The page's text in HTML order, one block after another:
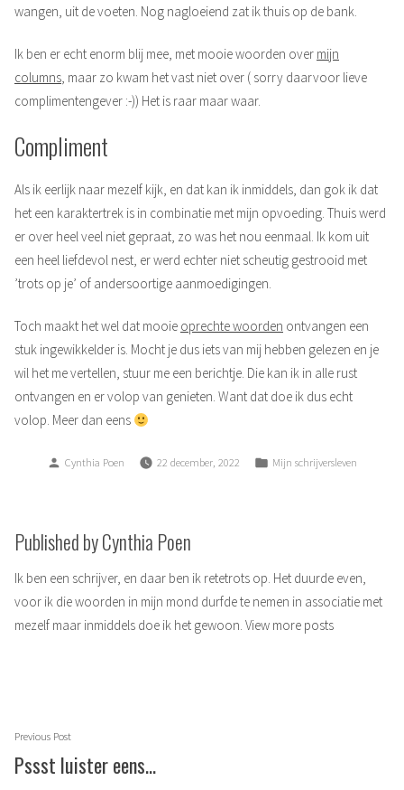
wangen, uit de voeten. Nog nagloeiend zat ik thuis op de bank.
Ik ben er echt enorm blij mee, met mooie woorden over mijn
columns, maar zo kwam het vast niet over ( sorry daarvoor lieve
complimentengever :-)) Het is raar maar waar.
Compliment
Als ik eerlijk naar mezelf kijk, en dat kan ik inmiddels, dan gok ik dat
het een karaktertrek is in combinatie met mijn opvoeding. Thuis werd
er over heel veel niet gepraat, zo was het nou eenmaal. Ik kom uit
een heel liefdevol nest, er werd echter niet scheutig gestrooid met
’trots op je’ of andersoortige aanmoedigingen.
Toch maakt het wel dat mooie oprechte woorden ontvangen een
stuk ingewikkelder is. Mocht je dus iets van mij hebben gelezen en je
wil het me vertellen, stuur me een berichtje. Die kan ik in alle rust
ontvangen en er volop van genieten. Want dat doe ik dus echt
volop. Meer dan eens
Posted
Cynthia Poen 22 december, 2022
Posted
Mijn schrijversleven
Published by Cynthia Poen
Ik ben een schrijver, en daar ben ik retetrots op. Het duurde even,
voor ik die woorden in mijn mond durfde te nemen in associatie met
mezelf maar inmiddels doe ik het gewoon. View more posts
Berichtnavigatie
Previous PostPrevious
post:
Pssst luister eens…